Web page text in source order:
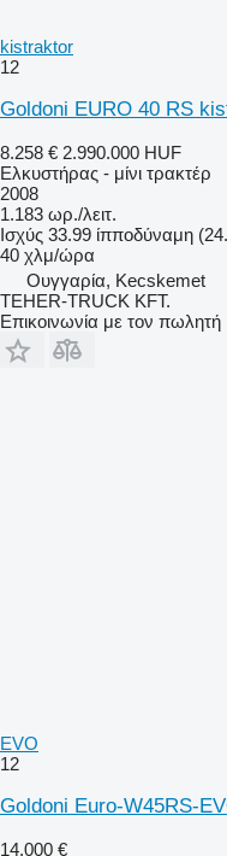
kistraktor
12
Goldoni EURO 40 RS
8.258 € 2.990.000 HUF
Ελκυστήρας - μίνι τρακτέρ
2008
1.183 ωρ./λειτ.
Ισχύς 33.99 ίπποδύναμη
40 χλμ/ώρα
Ουγγαρία, Kecskemet
TEHER-TRUCK KFT.
Επικοινωνία με τον πωλητή
EVO
12
Goldoni Euro-W45RS-
14.000 €